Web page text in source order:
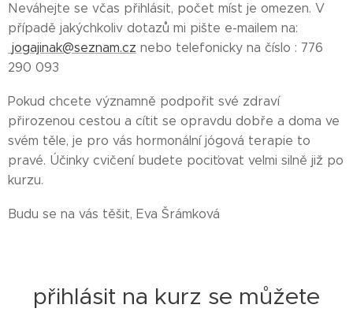
Neváhejte se včas přihlásit, počet míst je omezen. V
případě jakýchkoliv dotazů mi pište e-mailem na:
jogajinak@seznam.cz nebo telefonicky na číslo : 776
290 093
Pokud chcete významně podpořit své zdraví
přirozenou cestou a cítit se opravdu dobře a doma ve
svém těle, je pro vás hormonální jógová terapie to
pravé. Účinky cvičení budete pociťovat velmi silně již po
kurzu.
Budu se na vás těšit, Eva Šrámková
přihlásit na kurz se můžete